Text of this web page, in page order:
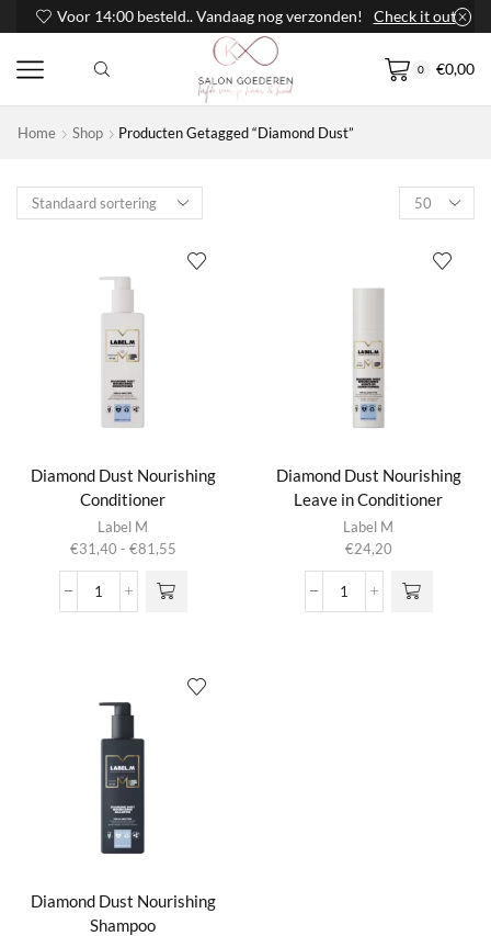
Voor 14:00 besteld.. Vandaag nog verzonden! Check it out
0 €0,00
Home Shop Producten Getagged “Diamond Dust”
Products
per
Diamond Dust Nourishing
Conditioner
Label M
€31,40 - €81,55Prijsklasse:
tot
Diamond
heeft
meerdere
Deze optie
Diamond Dust Nourishing
Leave in Conditioner
Label M
€24,20
Diamond
Diamond Dust Nourishing
Shampoo